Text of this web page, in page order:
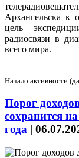
Архангельска к
цель
радиосвязи в
всего мира.
Начало активности
Порог
сохранится
года |